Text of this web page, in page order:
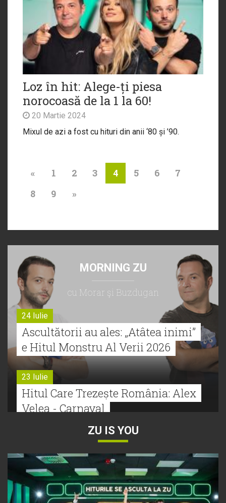
Loz în hit: Alege-ți piesa
norocoasă de la 1 la 60!
20 Martie 2024
Mixul de azi a fost cu hituri din anii ‘80 și ’90.
« 1 2 3 4 5 6
7
8
9 »
MORNING ZU
cu Morar şi Buzdugan
24 Iulie
Ascultătorii au ales: „Atâtea inimi”
e Hitul Monstru Al Verii 2026
23 Iulie
Hitul Care Trezește România: Alex
Velea - Carnaval
Bătălie strânsă la Hitul Monstru Al
Verii: Cabron versus Faydee
21 Iulie
ZU IS YOU